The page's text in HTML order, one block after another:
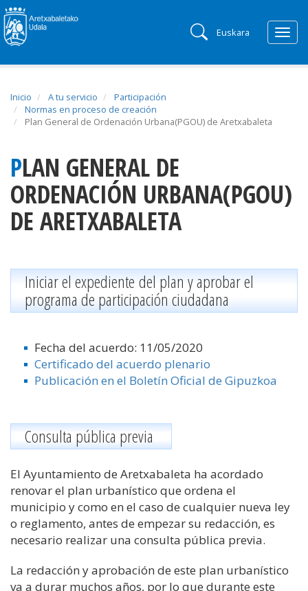
Euskara
Inicio A tu servicio
Participación
Normas en proceso de creación
Plan General de Ordenación Urbana(PGOU) de Aretxabaleta
PLAN GENERAL DE
ORDENACIÓN URBANA(PGOU)
DE ARETXABALETA
Iniciar el expedientedel plan y aprobar el
programa de participación ciudadana
Fecha del acuerdo: 11/05/2020
Certificado del acuerdo plenario
Publicación en el Boletín Oficial de Gipuzkoa
Consulta pública previa
El Ayuntamiento de Aretxabaleta ha acordado
renovar el plan urbanístico que ordena el
municipio ycomo en el caso de cualquier nueva ley
o reglamento, antes de empezar su redacción, es
necesario realizar una consulta pública previa.
La redacción y aprobación de este plan urbanístico
va a durar muchos años, por lo que durante este